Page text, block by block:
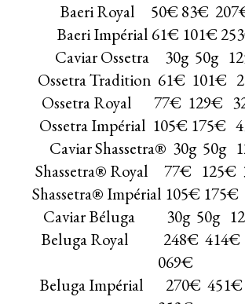
Baeri Royal 50€ 83€
Baeri Impérial 61€ 101€
Caviar Ossetra 30g 50g
Ossetra Tradition 61€ 101€
Ossetra Royal 77€ 129€
Ossetra Impérial 105€ 175€
Caviar Shassetra® 30g 50g
Shassetra® Royal 77€ 125€
Shassetra® Impérial 105€
Caviar Béluga 30g 50g
Beluga Royal 248€ 414€
069€
Beluga Impérial 270€